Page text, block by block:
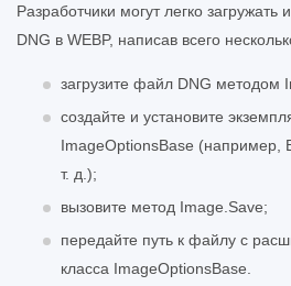
Разработчики могут легко
DNG в WEBP, написав всего
загрузите файл DNG методом
создайте и установите
ImageOptionsBase (например,
т. д.);
вызовите метод Image.Save;
передайте путь к файлу с
класса ImageOptionsBase.